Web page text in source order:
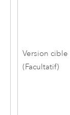
Version cible
(Facultatif)